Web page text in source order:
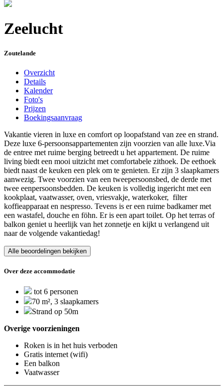
Zeelucht
Zoutelande
Overzicht
Details
Kalender
Foto's
Prijzen
Boekingsaanvraag
Vakantie vieren in luxe en comfort op loopafstand van zee en strand.
Deze luxe 6-persoonsappartementen zijn voorzien van alle luxe.Via
de entree met ruime berging betreedt u het appartement. De ruime
living biedt een mooi uitzicht met comfortabele zithoek. De eethoek
biedt naast de keuken een plek om te genieten. Er zijn 3 slaapkamers
aanwezig. Twee voorzien van een tweepersoonsbed, de derde met
twee eenpersoonsbedden. De keuken is volledig ingericht met een
kookplaat, vaatwasser, oven, vriesvakje, waterkoker, filter
koffieapparaat en nespresso. Tevens is er een ruime badkamer met
een wastafel, douche en föhn. Er is een apart toilet. Op het terras of
balkon geniet u heerlijk van het zonnetje en kijkt u verlangend uit
naar de volgende vakantiedag!
Alle beoordelingen bekijken
Over deze accommodatie
tot 6 personen
70 m², 3 slaapkamers
Strand op 50m
Overige voorzieningen
Roken is in het huis verboden
Gratis internet (wifi)
Een balkon
Vaatwasser